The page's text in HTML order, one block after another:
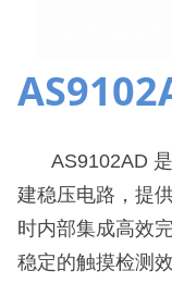
AS9102AD
建稳压电路，提
时内部集成高效
稳定的触摸检测